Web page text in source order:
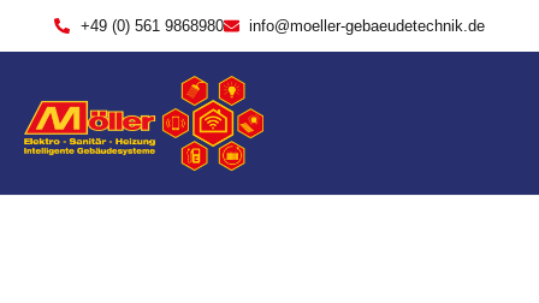
+49 (0) 561 9868980 info@moeller-gebaeudetechnik.de